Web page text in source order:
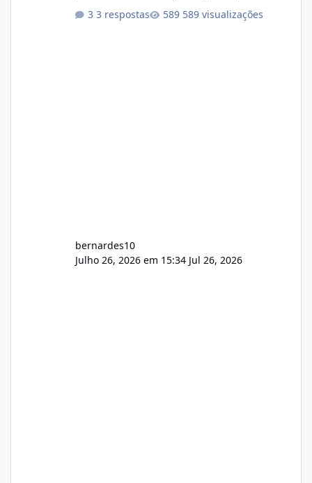
com cerca de 80% concluído e conta com
3 respostas 589 visualizações
bernardes10
Julho 26, 2026 em 15:34 Jul 26, 2026